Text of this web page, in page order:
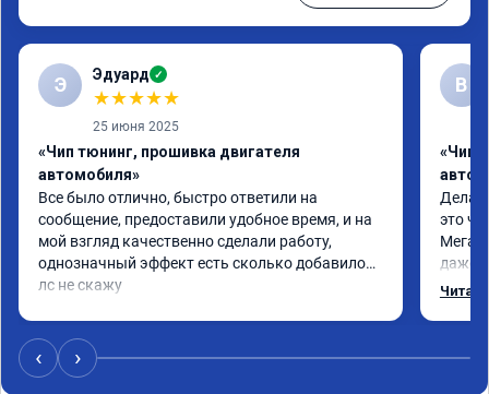
Э Эдуард ✓
★★★★★
25 июня 2025
«Чип тюнинг, прошивка двигателя
автомобиля»
Все было отлично, быстро ответили на
сообщение, предоставили удобное время, и на
мой взгляд качественно сделали работу,
однозначный эффект есть сколько добавилось
лс не скажу
В
«Чип
Делал
это
Мега
даже
одно
‹ ›